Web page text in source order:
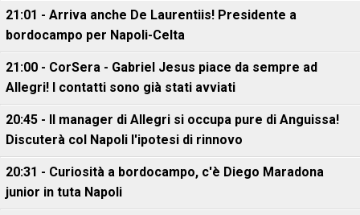
21:01 - Arriva anche De Laurentiis! Presidente a
bordocampo per Napoli-Celta
21:00 - CorSera - Gabriel Jesus piace da sempre ad
Allegri! I contatti sono già stati avviati
20:45 - Il manager di Allegri si occupa pure di Anguissa!
Discuterà col Napoli l'ipotesi di rinnovo
20:31 - Curiosità a bordocampo, c'è Diego Maradona
junior in tuta Napoli